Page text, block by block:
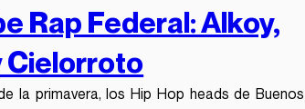
Rap Federal: Alkoy,
Cielorroto
la primavera, los Hip Hop heads de Buenos